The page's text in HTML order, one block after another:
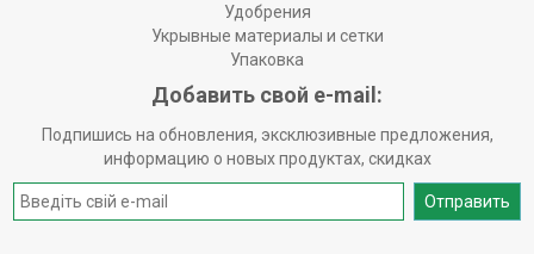
Удобрения
Укрывные материалы и сетки
Упаковка
Добавить свой e-mail:
Подпишись на обновления, эксклюзивные предложения,
информацию о новых продуктах, скидках
Отправить